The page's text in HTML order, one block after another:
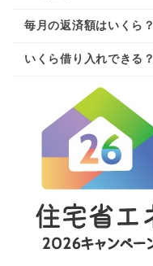
毎月の返済額はいくら？
いくら借り入れできる？